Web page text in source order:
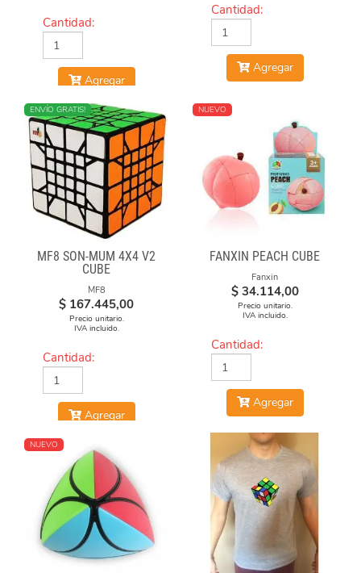
Cantidad:
Agregar
Cantidad:
Agregar
ENVÍO GRATIS!
MF8 SON-MUM 4X4 V2
CUBE
MF8
$ 167.445,00
Precio unitario.
IVA incluido.
Cantidad:
Agregar
NUEVO
FANXIN PEACH CUBE
Fanxin
$ 34.114,00
Precio unitario.
IVA incluido.
Cantidad:
Agregar
NUEVO